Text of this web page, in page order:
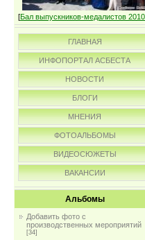
[Бал выпускников-медалистов
ГЛАВНАЯ
ИНФОПОРТАЛ АСБЕСТА
НОВОСТИ
БЛОГИ
МНЕНИЯ
ФОТОАЛЬБОМЫ
ВИДЕОСЮЖЕТЫ
ВАКАНСИИ
Альбомы
Добавить фото с
производственных мероприятий
[34]